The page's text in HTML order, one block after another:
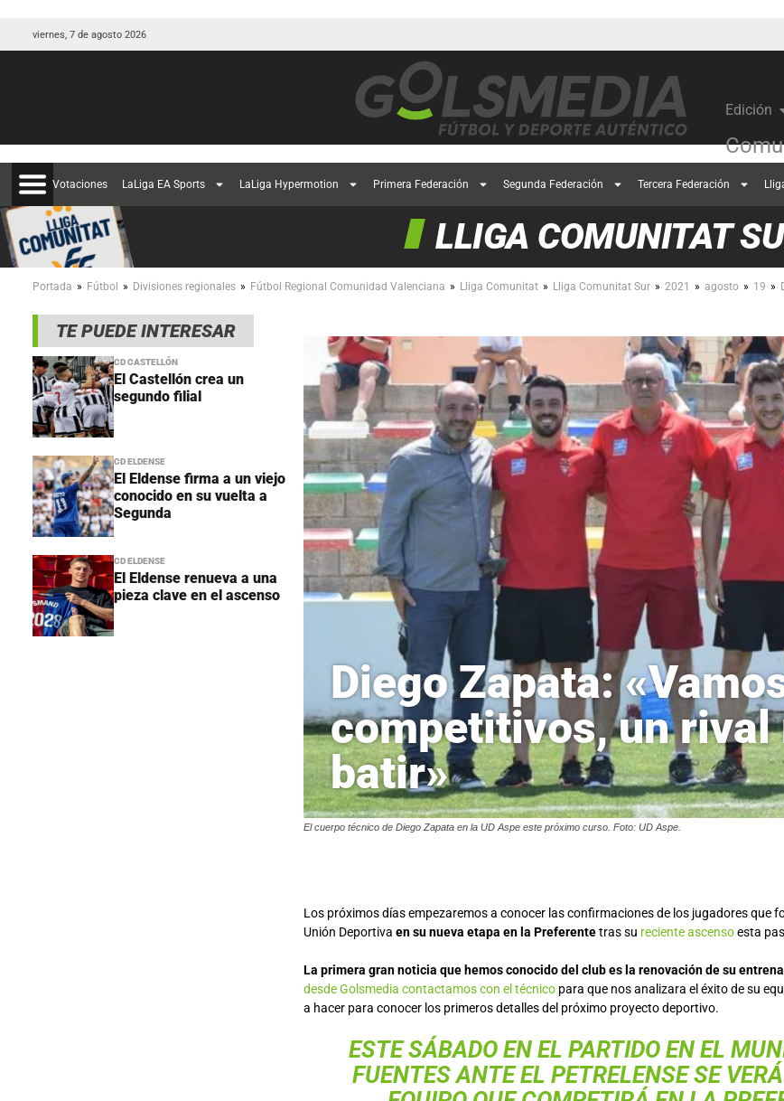
viernes, 7 de agosto 2026
Edición
Votaciones LaLiga EA Sports LaLiga Hypermotion Primera Federación Segunda Federación Tercera Federación
LLIGA COMUNITAT
Portada » Fútbol » Divisiones regionales » Fútbol Regional Comunidad Valenciana » Lliga Comunitat » Lliga Comunitat Sur » 2021 » agosto » 19 »
TE PUEDE INTERESAR
CD CASTELLÓN
El Castellón crea un
segundo filial
CD ELDENSE
El Eldense firma a un viejo
conocido en su vuelta a
Segunda
CD ELDENSE
El Eldense renueva a una
pieza clave en el ascenso
Diego Zapata:
competitivos, un
batir»
El cuerpo técnico de Diego Zapata en la UD Aspe este próximo curso. Foto: UD Aspe.
Los próximos días empezaremos a conocer las confirmaciones de los jugadores que
Unión Deportiva en su nueva etapa en la Preferentetras su reciente ascensoesta
La primera gran noticia que hemos conocido del club es la renovación de su
desde Golsmedia contactamos con el técnico para que nos analizara el éxito de su
a hacer para conocer los primeros detalles del próximo proyecto deportivo.
ESTE SÁBADO EN EL PARTIDO EN EL
FUENTES ANTE EL PETRELENSE SE